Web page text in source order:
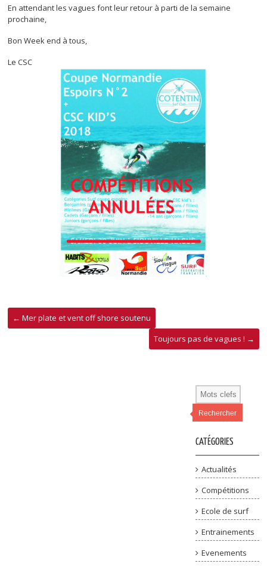
En attendant les vagues font leur retour à parti de la semaine
prochaine,
Bon Week end à tous,
Le CSC
← Mer plate et vent off shore soutenu
Toujours pas de vagues ! →
Rechercher
CATÉGORIES
Actualités
Compétitions
Ecole de surf
Entrainements
Evenements